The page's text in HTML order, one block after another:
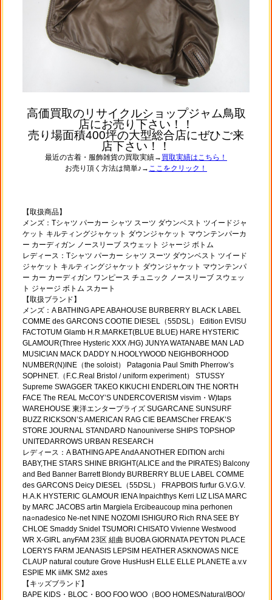
高価買取のリサイクルショップジャム鳥取
店にお売り下さい！！
売り場面積400坪の大型総合店にぜひご来
店下さい！！
最近の古着・服飾雑貨の買取実績→ 買取実績はこちら！
お売り頂く方法は簡単♪→ ここをクリック！
【取扱商品】
メンズ：Tシャツ パーカー シャツ スーツ ダウンベスト ツイードジャ
ケット キルティングジャケット ダウンジャケット マウンテンパーカ
ー カーディガン ノースリーブ スウェット ジャージ ボトム
レディース：Tシャツ パーカー シャツ スーツ ダウンベスト ツイード
ジャケット キルティングジャケット ダウンジャケット マウンテンパ
ー カー カーディガン ワンピース チュニック ノースリーブ スウェッ
ト ジャージ ボトム スカート
【取扱ブランド】
メンズ：A BATHING APE ABAHOUSE BURBERRY BLACK LABEL
COMME des GARCONS COOTIE DIESEL（55DSL） Edition EVISU
FACTOTUM Glamb H.R.MARKET(BLUE BLUE) HARE HYSTERIC
GLAMOUR(Three Hysteric XXX /HG) JUNYA WATANABE MAN LAD
MUSICIAN MACK DADDY N.HOOLYWOOD NEIGHBORHOOD
NUMBER(N)INE（the soloist） Patagonia Paul Smith Pherrow’s
SOPHNET.（F.C.Real Bristol / uniform experiment） STUSSY
Supreme SWAGGER TAKEO KIKUCHI ENDERLOIN THE NORTH
FACE The REAL McCOY’S UNDERCOVERISM visvim・W)taps
WAREHOUSE 東洋エンタープライズ SUGARCANE SUNSURF
BUZZ RICKSON’S AMERICAN RAG CIE BEAMSCher FREAK’S
STORE JOURNAL STANDARD Nanouniverse SHIPS TOPSHOP
UNITEDARROWS URBAN RESEARCH
レディース：A BATHING APE AndA ANOTHER EDITION archi
BABY,THE STARS SHINE BRIGHT(ALICE and the PIRATES) Balcony
and Bed Banner Barrett Blondy BURBERRY BLUE LABEL COMME
des GARCONS Deicy DIESEL（55DSL） FRAPBOIS furfur G.V.G.V.
H.A.K HYSTERIC GLAMOUR IENA Inpaichthys Kerri LIZ LISA MARC
by MARC JACOBS artin Margiela Ercibeaucoup mina perhonen
na○nadesico Ne-net NINE NOZOMI ISHIGURO Rich RNA SEE BY
CHLOE Smaddy Snidel TSUMORI CHISATO Vivienne Westwood
WR X-GIRL anyFAM 23区 組曲 BUOBA GIORNATA PEYTON PLACE
LOERYS FARM JEANASIS LEPSIM HEATHER ASKNOWAS NICE
CLAUP natural couture Grove HusHusH ELLE ELLE PLANETE a.v.v
ESPIE MK iiMK SM2 axes
【キッズブランド】
BAPE KIDS・BLOC・BOO FOO WOO（BOO HOMES/Natural/BOO/